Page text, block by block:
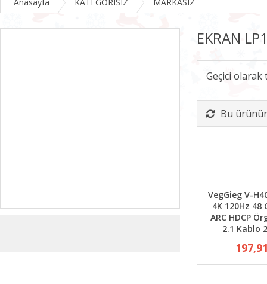
EKRAN
Geçici
Bu
VegGieg V-
4K 120Hz 48
ARC HDCP
2.1 Kablo